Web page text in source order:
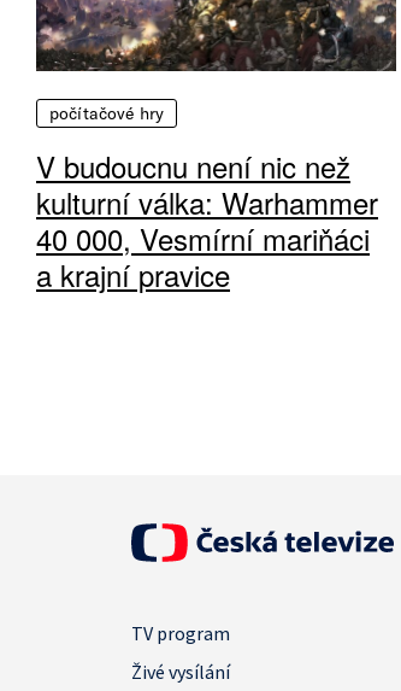
počítačové hry
V budoucnu není nic než
kulturní válka: Warhammer
40 000, Vesmírní mariňáci
a krajní pravice
TV program
Živé vysílání